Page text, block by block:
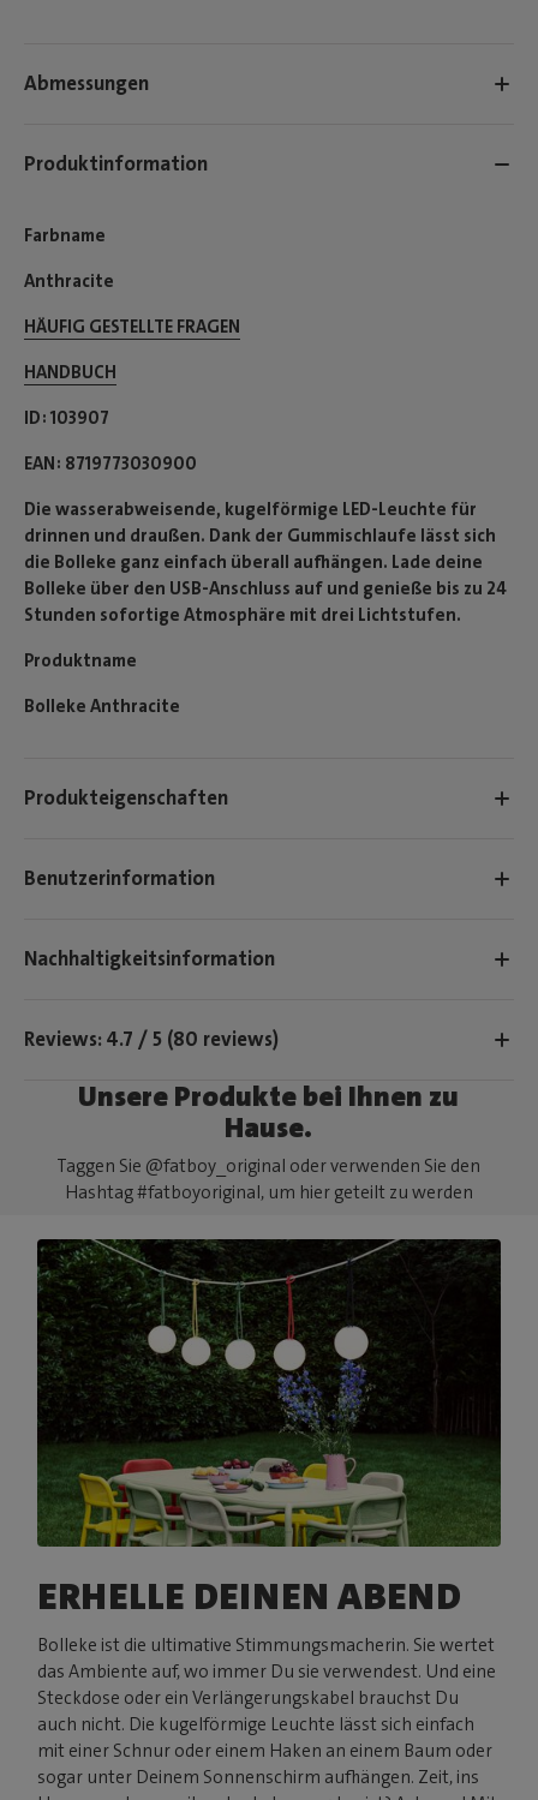
Abmessungen
Produktinformation
Farbname
Anthracite
HÄUFIG GESTELLTE FRAGEN
HANDBUCH
ID 103907
EAN 8719773030900
Die wasserabweisende, kugelförmige LED-Leuchte für
drinnen und draußen. Dank der Gummischlaufe lässt sich
die Bolleke ganz einfach überall aufhängen. Lade deine
Bolleke über den USB-Anschluss auf und genieße bis zu 24
Stunden sofortige Atmosphäre mit drei Lichtstufen.
Produktname
Bolleke Anthracite
Produkteigenschaften
Benutzerinformation
Nachhaltigkeitsinformation
Reviews: 4.7 / 5 (80 reviews)
Unsere Produkte bei Ihnen zu
Hause.
Taggen Sie @fatboy_original oder verwenden Sie den
Hashtag #fatboyoriginal, um hier geteilt zu werden
ERHELLE DEINEN ABEND
Bolleke ist die ultimative Stimmungsmacherin. Sie wertet
das Ambiente auf, wo immer Du sie verwendest. Und eine
Steckdose oder ein Verlängerungskabel brauchst Du
auch nicht. Die kugelförmige Leuchte lässt sich einfach
mit einer Schnur oder einem Haken an einem Baum oder
sogar unter Deinem Sonnenschirm aufhängen. Zeit, ins